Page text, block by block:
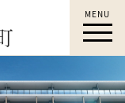
町｜調
不動産
MENU